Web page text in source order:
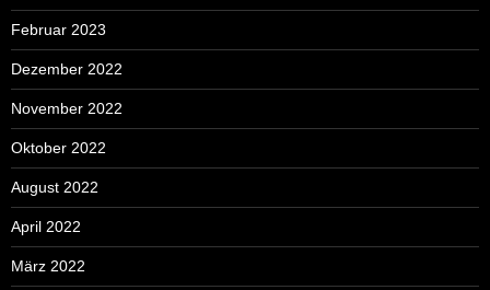
Februar 2023
Dezember 2022
November 2022
Oktober 2022
August 2022
April 2022
März 2022